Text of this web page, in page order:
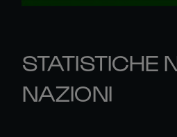
STATISTICHE
NAZIONI